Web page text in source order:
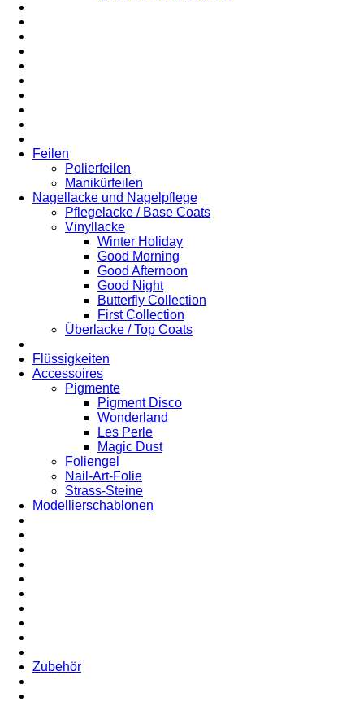
Feilen
Polierfeilen
Manikürfeilen
Nagellacke und Nagelpflege
Pflegelacke / Base Coats
Vinyllacke
Winter Holiday
Good Morning
Good Afternoon
Good Night
Butterfly Collection
First Collection
Überlacke / Top Coats
Flüssigkeiten
Accessoires
Pigmente
Pigment Disco
Wonderland
Les Perle
Magic Dust
Foliengel
Nail-Art-Folie
Strass-Steine
Modellierschablonen
Zubehör